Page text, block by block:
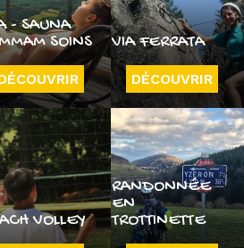
- SAUNA
SOINS
VIA FERRATA
DÉCOUVRIR
VOLLEY
RANDONNÉE
EN
TROTTINETTE